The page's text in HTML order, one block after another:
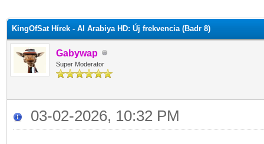
KingOfSat Hírek - Al Arabiya HD: Új frekvencia (Badr 8)
Gabywap
Super Moderator
03-02-2026, 10:32 PM